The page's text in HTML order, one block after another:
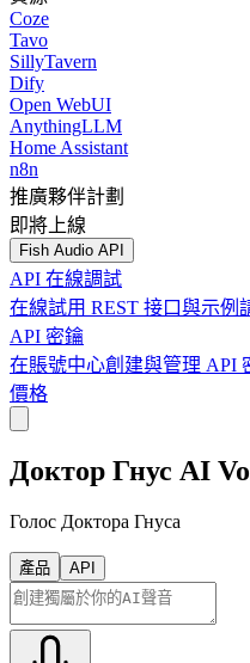
Coze
Tavo
SillyTavern
Dify
Open WebUI
AnythingLLM
Home Assistant
n8n
推廣夥伴計劃
即將上線
Fish Audio API
API 在線調試
在線試用 REST 接口與示例
API 密鑰
在賬號中心創建與管理 API
價格
Доктор Гнус AI
Голос Доктора Гнуса
產品 API